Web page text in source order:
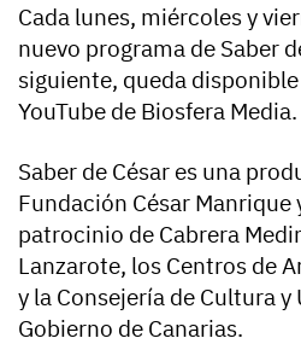
Cada lunes, miércoles y
nuevo programa de Saber
siguiente, queda
YouTube de Biosfera Media.
Saber de César es una
Fundación César Manrique
patrocinio de Cabrera
Lanzarote, los Centros de
y la Consejería de Cultura
Gobierno de Canarias.